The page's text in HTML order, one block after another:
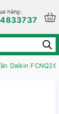
hàng:
Daikin